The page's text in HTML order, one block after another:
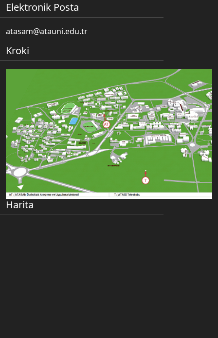
Elektronik Posta
atasam@atauni.edu.tr
Kroki
Harita